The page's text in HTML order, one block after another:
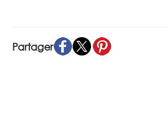
Partager